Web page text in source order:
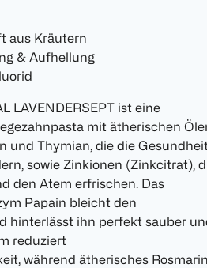
aus Kräutern
& Aufhellung
LAVENDERSEPT ist eine
mit ätherischen
und Thymian, die die
sowie Zinkionen (Zinkcitrat),
den Atem erfrischen. Das
Papain bleicht den
hinterlässt ihn perfekt sauber
reduziert
während ätherisches